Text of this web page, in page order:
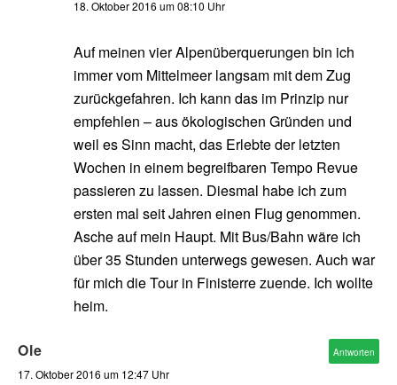
18. Oktober 2016 um 08:10 Uhr
Auf meinen vier Alpenüberquerungen bin ich
immer vom Mittelmeer langsam mit dem Zug
zurückgefahren. Ich kann das im Prinzip nur
empfehlen – aus ökologischen Gründen und
weil es Sinn macht, das Erlebte der letzten
Wochen in einem begreifbaren Tempo Revue
passieren zu lassen. Diesmal habe ich zum
ersten mal seit Jahren einen Flug genommen.
Asche auf mein Haupt. Mit Bus/Bahn wäre ich
über 35 Stunden unterwegs gewesen. Auch war
für mich die Tour in Finisterre zuende. Ich wollte
heim.
Ole
17. Oktober 2016 um 12:47 Uhr
Antworten